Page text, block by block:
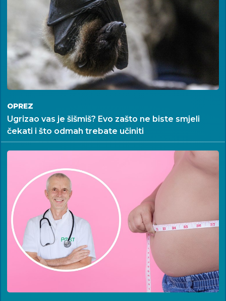
OPREZ
Ugrizao vas je šišmiš? Evo zašto ne biste smjeli
čekati i što odmah trebate učiniti